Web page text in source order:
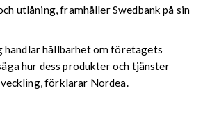
utlåning, framhåller Swedbank på sin
handlar hållbarhet om företagets
hur dess produkter och tjänster
förklarar Nordea.